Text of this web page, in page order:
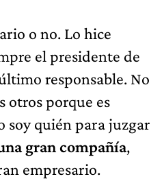
o no. Lo hice
el presidente de
responsable. No
otros porque es
soy quién para juzgar
gran compañía,
empresario.